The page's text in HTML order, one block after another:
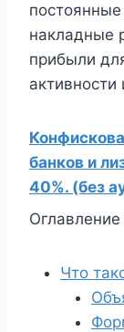
накладные
прибыли
активности
банков и
40%. (без
Оглавление
Что